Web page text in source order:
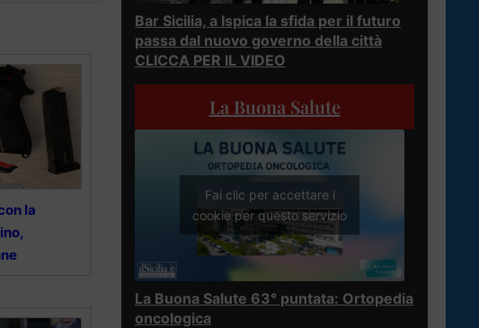
la
Bar Sicilia, a Ispica la sfida per il futuro
passa dal nuovo governo della città
CLICCA PER IL VIDEO
La Buona Salute
Fai clic per accettare i
cookie per questo servizio
La Buona Salute 63° puntata: Ortopedia
oncologica